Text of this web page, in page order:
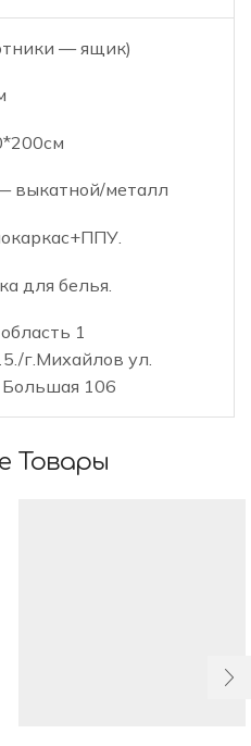
— ящик)
выкатной/металл
для белья.
1
г.Михайлов ул.
Большая 106
Товары